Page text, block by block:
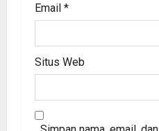
Email *
Situs Web